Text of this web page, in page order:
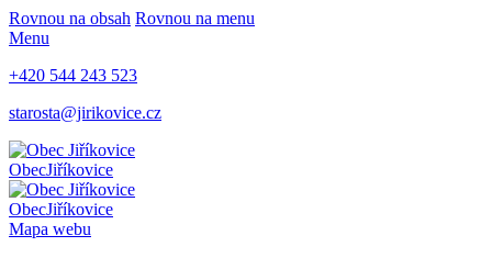
Rovnou na obsah Rovnou na menu
Menu
+420 544 243 523
starosta@jirikovice.cz
ObecJiříkovice
ObecJiříkovice
Mapa webu